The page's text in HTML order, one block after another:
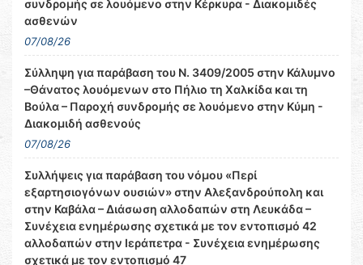
συνδρομής σε λουόμενο στην Κέρκυρα - Διακομιδές
ασθενών
07/08/26
Σύλληψη για παράβαση του Ν. 3409/2005 στην Κάλυμνο
–Θάνατος λουόμενων στο Πήλιο τη Χαλκίδα και τη
Βούλα – Παροχή συνδρομής σε λουόμενο στην Κύμη -
Διακομιδή ασθενούς
07/08/26
Συλλήψεις για παράβαση του νόμου «Περί
εξαρτησιογόνων ουσιών» στην Αλεξανδρούπολη και
στην Καβάλα – Διάσωση αλλοδαπών στη Λευκάδα –
Συνέχεια ενημέρωσης σχετικά με τον εντοπισμό 42
αλλοδαπών στην Ιεράπετρα - Συνέχεια ενημέρωσης
σχετικά με τον εντοπισμό 47